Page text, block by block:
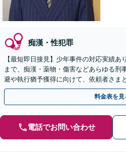
痴漢・性犯罪
【最短即日接見】少年事件の対応実績
まで、痴漢・薬物・傷害などあらゆる刑
避や執行猶予獲得に向けて、依頼者さま
いたします【猿猴橋町駅2分】
料金表を見
電話でお問い合わせ